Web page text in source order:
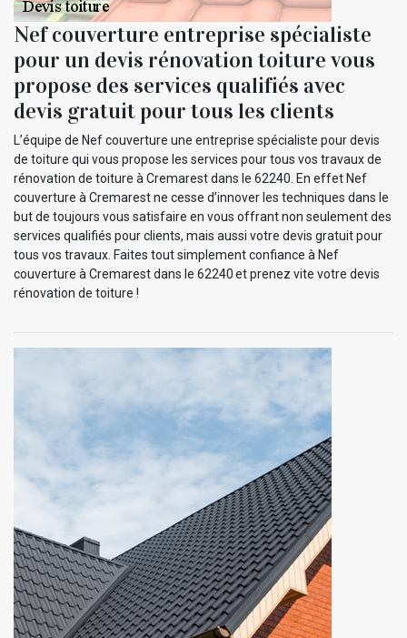
Nef couverture entreprise spécialiste
pour un devis rénovation toiture vous
propose des services qualifiés avec
devis gratuit pour tous les clients
L’équipe de Nef couverture une entreprise spécialiste pour devis
de toiture qui vous propose les services pour tous vos travaux de
rénovation de toiture à Cremarest dans le 62240. En effet Nef
couverture à Cremarest ne cesse d’innover les techniques dans le
but de toujours vous satisfaire en vous offrant non seulement des
services qualifiés pour clients, mais aussi votre devis gratuit pour
tous vos travaux. Faites tout simplement confiance à Nef
couverture à Cremarest dans le 62240 et prenez vite votre devis
rénovation de toiture !